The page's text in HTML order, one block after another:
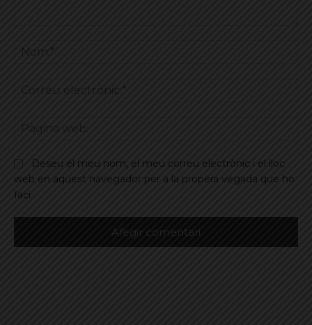
Deseu el meu nom, el meu correu electrònic i el lloc
web en aquest navegador per a la propera vegada que ho
faci.